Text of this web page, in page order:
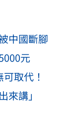
中國斷腳
元
取代！
講」